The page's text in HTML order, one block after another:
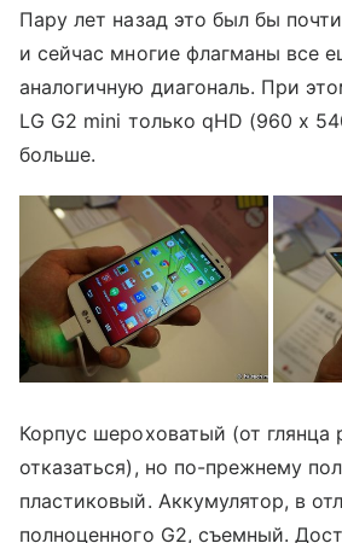
Пару лет назад это был бы
и сейчас многие флагманы все
аналогичную диагональ. При
LG G2 mini только qHD (960 x
больше.
Корпус шероховатый (от глянца
отказаться), но по-прежнему
пластиковый. Аккумулятор, в
полноценного G2, съемный.